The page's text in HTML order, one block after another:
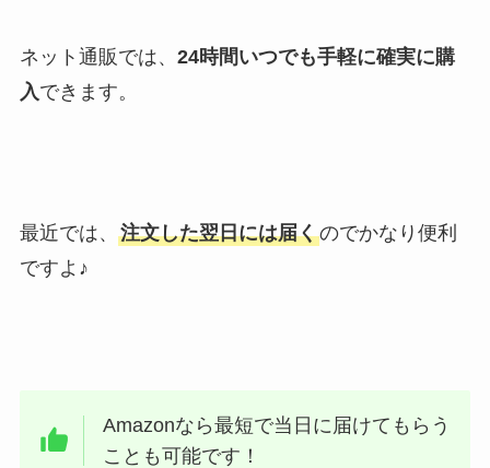
ネット通販では、 24時間いつでも手軽に確実に購
入できます。
最近では、 注文した翌日には届くのでかなり便利
ですよ♪
Amazonなら最短で当日に届けてもらう
ことも可能です！